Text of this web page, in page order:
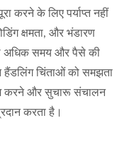
करने के लिए पर्याप्त नहीं
क्षमता, और भंडारण
अधिक समय और पैसे की
चिंताओं को समझता
करने और सुचारू संचालन
करता है।